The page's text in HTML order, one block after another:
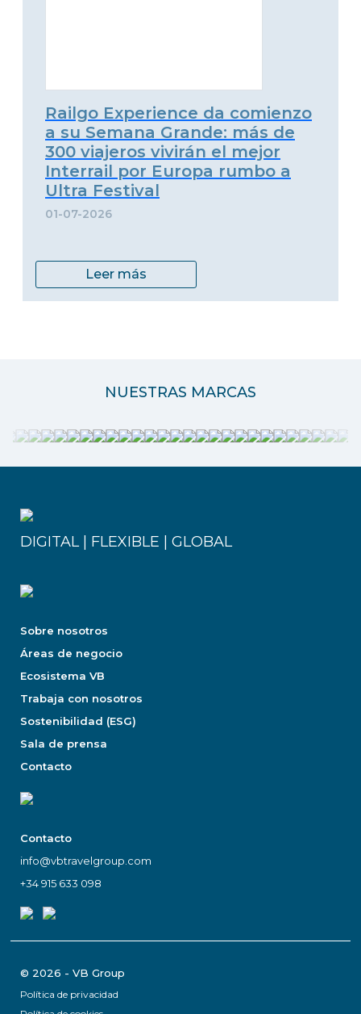
Railgo Experience da comienzo
a su Semana Grande: más de
300 viajeros vivirán el mejor
Interrail por Europa rumbo a
Ultra Festival
01-07-2026
Leer más
NUESTRAS MARCAS
DIGITAL | FLEXIBLE | GLOBAL
Sobre nosotros
Áreas de negocio
Ecosistema VB
Trabaja con nosotros
Sostenibilidad (ESG)
Sala de prensa
Contacto
Contacto
info@vbtravelgroup.com
+34 915 633 098
© 2026 - VB Group
Política de privacidad